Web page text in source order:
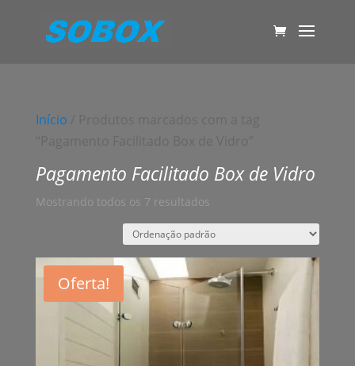
Início
Pagamento Facilitado Box de Vidro
Mostrando todos os 7 resultados
Oferta!